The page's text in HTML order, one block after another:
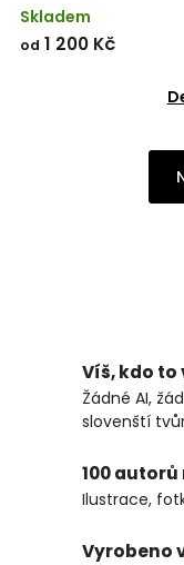
Skladem
od 1 200 Kč
Víš, kdo to
Žádné AI,
slovenští
100
Ilustrace,
Vyrobeno